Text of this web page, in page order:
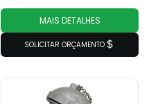
MAIS DETALHES
SOLICITAR ORÇAMENTO